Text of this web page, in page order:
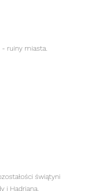
- ruiny miasta.
świątyni
i Hadriana.